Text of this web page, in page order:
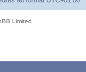
c
Limited